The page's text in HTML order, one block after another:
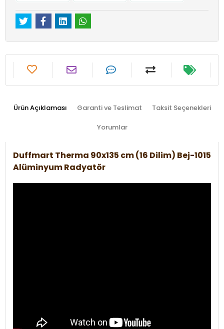
Ürün Açıklaması Garanti ve Teslimat Taksit Seçenekleri
Yorumlar
Duffmart Therma 90x135 cm (16 Dilim) Bej-1015
Alüminyum Radyatör